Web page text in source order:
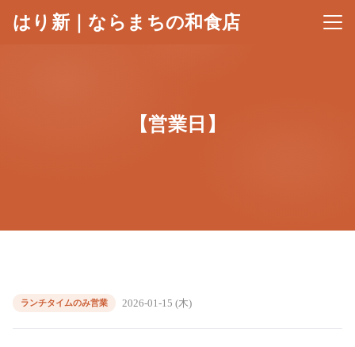
はり新｜ならまちの和食店 メニ
【営業日】
ランチタイムのみ営業 2026-01-15 (木)